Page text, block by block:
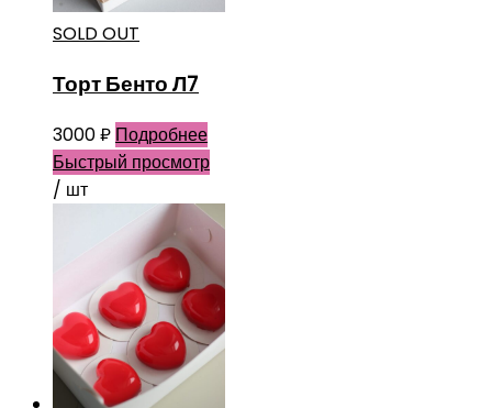
SOLD OUT
Торт Бенто Л7
3000₽ Подробнее
Быстрый просмотр
/ шт